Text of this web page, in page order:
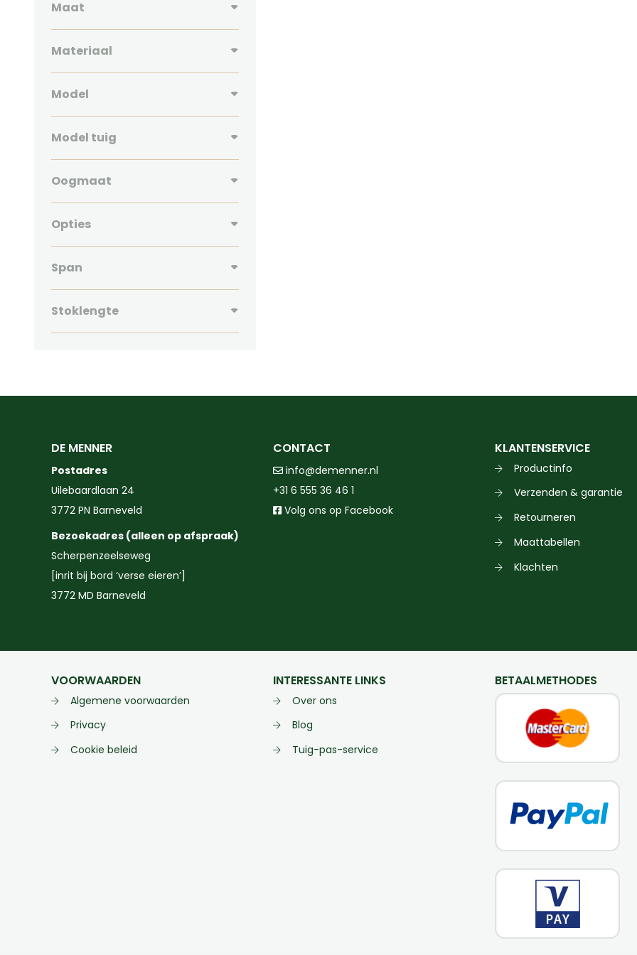
Maat
Materiaal
Model
Model tuig
Oogmaat
Opties
Span
Stoklengte
DE MENNER
Postadres
Uilebaardlaan 24
3772 PN Barneveld
Bezoekadres (alleen op afspraak)
Scherpenzeelseweg
[inrit bij bord ‘verse eieren’]
3772 MD Barneveld
CONTACT
info@demenner.nl
+31 6 555 36 46 1
Volg ons op Facebook
KLANTENSERVICE
Productinfo
Verzenden & garantie
Retourneren
Maattabellen
Klachten
VOORWAARDEN
Algemene voorwaarden
Privacy
Cookie beleid
INTERESSANTE LINKS
Over ons
Blog
Tuig-pas-service
BETAALMETHODES